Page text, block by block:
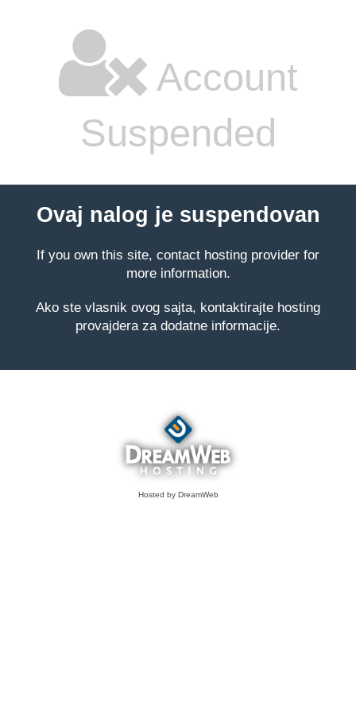
Account
Suspended
Ovaj nalog je suspendovan
If you own this site, contact hosting provider for
more information.
Ako ste vlasnik ovog sajta, kontaktirajte hosting
provajdera za dodatne informacije.
Hosted by DreamWeb